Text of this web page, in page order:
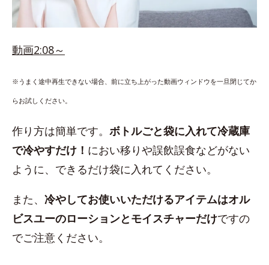
動画2:08～
※うまく途中再生できない場合、前に立ち上がった動画ウィンドウを一旦閉じてか
らお試しください。
作り方は簡単です。 ボトルごと袋に入れて冷蔵庫
で冷やすだけ！ におい移りや誤飲誤食などがない
ように、できるだけ袋に入れてください。
また、 冷やしてお使いいただけるアイテムはオル
ビスユーのローションとモイスチャーだけですの
でご注意ください。